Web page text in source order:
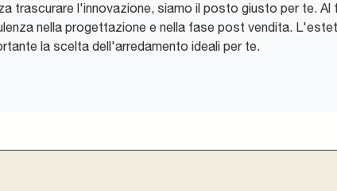
trascurare l'innovazione, siamo il posto giusto per te.
nella progettazione e nella fase post vendita.
la scelta dell'arredamento ideali per te.